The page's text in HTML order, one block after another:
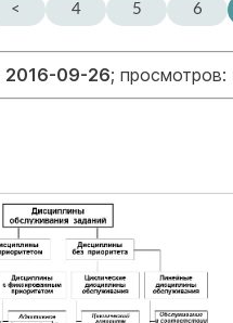
< 4 5 6
2016-09-26; просмотров: